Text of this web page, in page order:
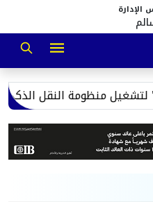
منظومة النقل الذكي